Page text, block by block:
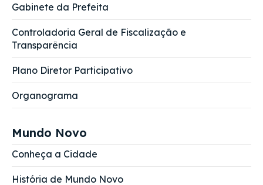
Gabinete da Prefeita
Controladoria Geral de Fiscalização e
Transparência
Plano Diretor Participativo
Organograma
Mundo Novo
Conheça a Cidade
História de Mundo Novo